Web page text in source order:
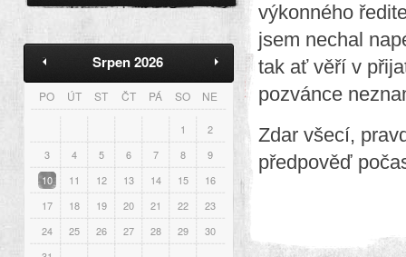
výkonného
jsem nechal
tak ať věří v
pozvánce
Zdar všecí,
předpověď
Srpen 2026
PO ÚT ST ČT PÁ SO NE
1
2
3
4 5 6 7 8
9
10
11 12 13 14 15
16
17
18 19 20 21 22
23
24
25 26 27 28 29
30